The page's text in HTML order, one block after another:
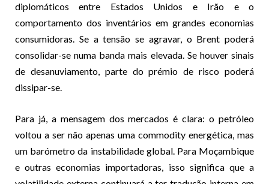
diplomáticos entre Estados Unidos e Irão e o
comportamento dos inventários em grandes economias
consumidoras. Se a tensão se agravar, o Brent poderá
consolidar-se numa banda mais elevada. Se houver sinais
de desanuviamento, parte do prémio de risco poderá
dissipar-se.
Para já, a mensagem dos mercados é clara: o petróleo
voltou a ser não apenas uma commodity energética, mas
um barómetro da instabilidade global. Para Moçambique
e outras economias importadoras, isso significa que a